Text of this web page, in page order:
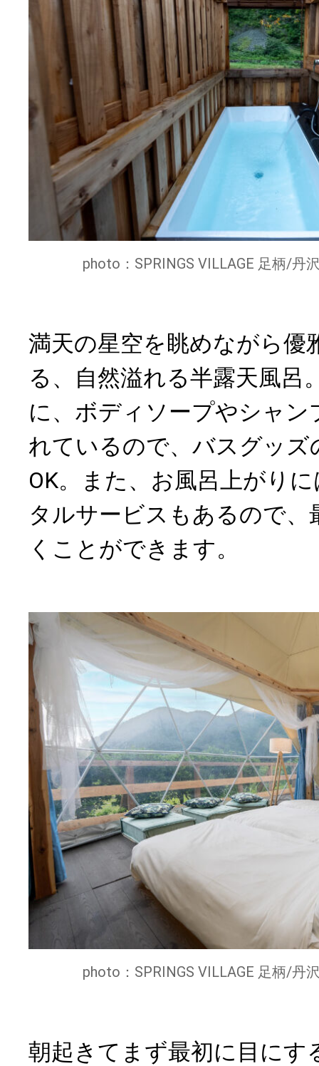
photo：SPRINGS VILLAGE 足柄/丹
満天の星空を眺めながら優
る、自然溢れる半露天風呂
に、ボディソープやシャン
れているので、バスグッズ
OK。また、お風呂上がり
タルサービスもあるので、
くことができます。
photo：SPRINGS VILLAGE 足柄/丹
朝起きてまず最初に目にす